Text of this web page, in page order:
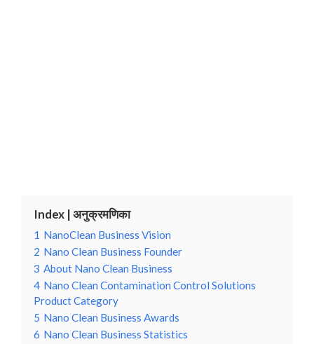
Index | अनुक्रमणिका
1 NanoClean Business Vision
2 Nano Clean Business Founder
3 About Nano Clean Business
4 Nano Clean Contamination Control Solutions
Product Category
5 Nano Clean Business Awards
6 Nano Clean Business Statistics